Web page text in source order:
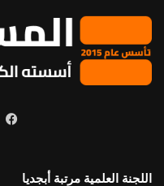
اللجنة العلمية مرتبة أبجديا